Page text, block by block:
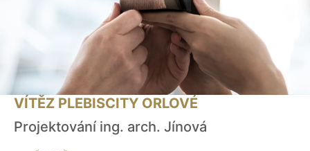
VÍTĚZ PLEBISCITY ORLOVÉ
Projektování ing. arch. Jínová